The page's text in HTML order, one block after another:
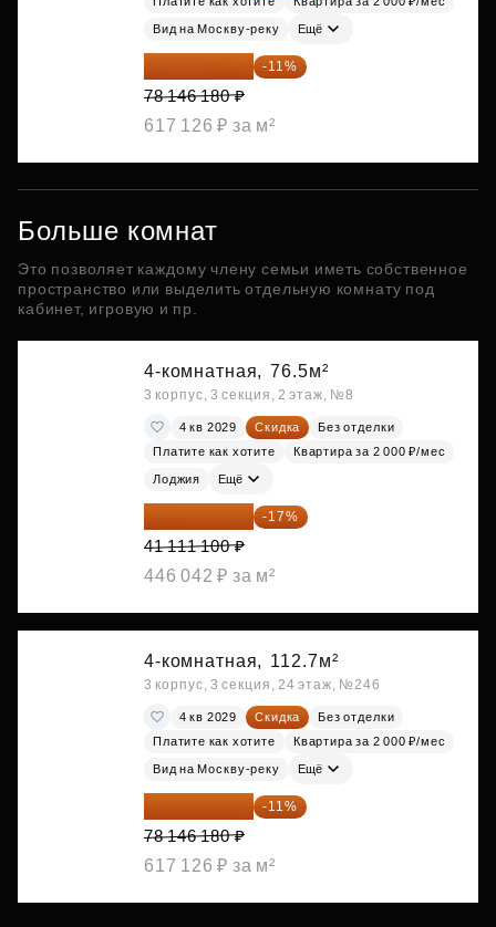
Вид на Москву-реку Ещё
69 550 100 ₽ -11%
78 146 180 ₽
617 126 ₽ за м²
Больше комнат
Это позволяет каждому члену семьи иметь собственное
пространство или выделить отдельную комнату под
кабинет, игровую и пр.
4-комнатная, 76.5м²
3 корпус, 3 секция, 2 этаж, №8
4 кв 2029 Скидка
Без отделки
Платите как хотите
Квартира за 2 000 ₽/мес
Лоджия Ещё
34 122 213 ₽ -17%
41 111 100 ₽
446 042 ₽ за м²
4-комнатная, 112.7м²
3 корпус, 3 секция, 24 этаж, №246
4 кв 2029 Скидка
Без отделки
Платите как хотите
Квартира за 2 000 ₽/мес
Вид на Москву-реку Ещё
69 550 100 ₽ -11%
78 146 180 ₽
617 126 ₽ за м²